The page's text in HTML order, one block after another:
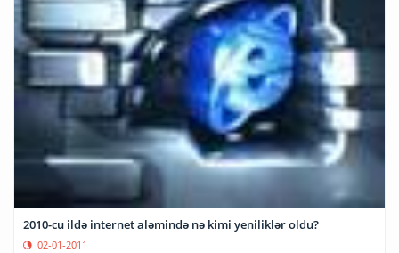
2010-cu ildə internet aləmində nə kimi yeniliklər oldu?
02-01-2011